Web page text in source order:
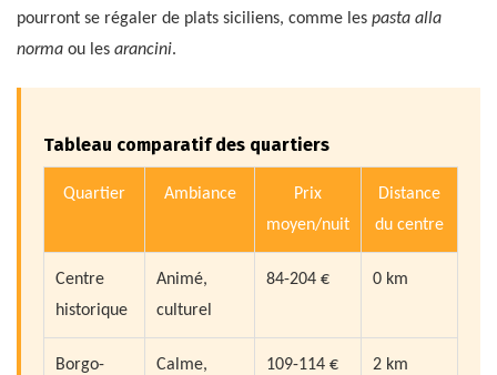
pourront se régaler de plats siciliens, comme les pasta alla
norma ou les arancini.
Tableau comparatif des quartiers
Quartier Ambiance
Prix
moyen/nuit
Distance
du centre
Centre
historique
Animé,
culturel
84-204 € 0 km
Borgo-
Calme,
109-114 € 2 km